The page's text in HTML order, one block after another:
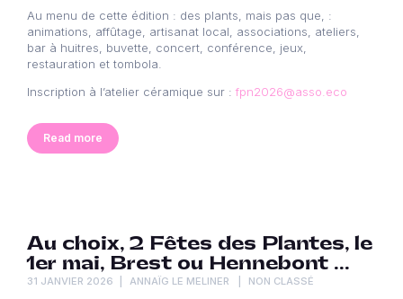
Au menu de cette édition : des plants, mais pas que, :
animations, affûtage, artisanat local, associations, ateliers,
bar à huitres, buvette, concert, conférence, jeux,
restauration et tombola.
Inscription à l’atelier céramique sur :fpn2026@asso.eco
Read more
Au choix, 2 Fêtes des Plantes, le
1er mai, Brest ou Hennebont …
31 JANVIER 2026 ANNAÏG LE MELINER NON CLASSÉ